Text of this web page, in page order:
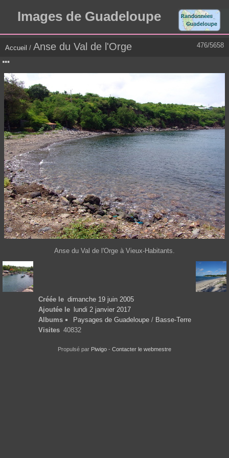
Images de Guadeloupe
476/5658
Accueil / Anse du Val de l'Orge
Anse du Val de l'Orge à Vieux-Habitants.
Créée le dimanche 19 juin 2005
Ajoutée le
lundi 2 janvier 2017
Albums
Paysages de Guadeloupe/ Basse-Terre
Visites 40832
Propulsé par Piwigo - Contacter le webmestre